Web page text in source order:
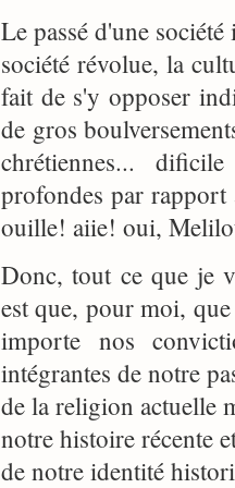
Le passé d'une
société révolue, la
fait de s'y opposer
de gros
chrétiennes...
profondes par
ouille! aiie! oui,
Donc, tout ce que je
est que, pour moi,
importe nos
intégrantes de notre
de la religion actuelle
notre histoire récente
de notre identité